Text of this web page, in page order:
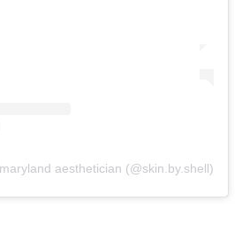
aesthetician (@skin.by.shell)